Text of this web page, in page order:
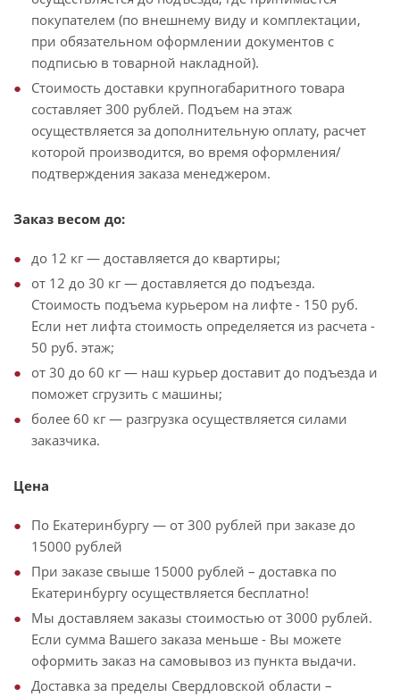
покупателем (по внешнему виду и комплектации,
при обязательном оформлении документов с
подписью в товарной накладной).
Стоимость доставки крупногабаритного товара
составляет 300 рублей. Подъем на этаж
осуществляется за дополнительную оплату, расчет
которой производится, во время оформления/
подтверждения заказа менеджером.
Заказ весом до:
до 12 кг — доставляется до квартиры;
от 12 до 30 кг — доставляется до подъезда.
Стоимость подъема курьером на лифте - 150 руб.
Если нет лифта стоимость определяется из расчета -
50 руб. этаж;
от 30 до 60 кг — наш курьер доставит до подъезда и
поможет сгрузить с машины;
более 60 кг — разгрузка осуществляется силами
заказчика.
Цена
По Екатеринбургу — от 300 рублей при заказе до
15000 рублей
При заказе свыше 15000 рублей – доставка по
Екатеринбургу осуществляется бесплатно!
Мы доставляем заказы стоимостью от 3000 рублей.
Если сумма Вашего заказа меньше - Вы можете
оформить заказ на самовывоз из пункта выдачи.
Доставка за пределы Свердловской области –